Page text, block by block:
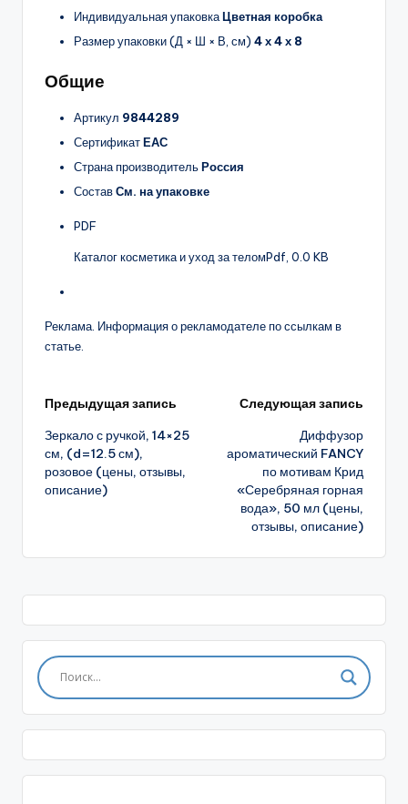
Индивидуальная упаковкаЦветная коробка
Размер упаковки (Д × Ш × В, см) 4 х 4 х 8
Общие
Артикул 9844289
СертификатЕАС
Страна производительРоссия
СоставСм. на упаковке
PDF
Каталог косметика и уход за теломPdf, 0.0 KB
Реклама. Информация о рекламодателе по ссылкам в
статье.
Навигация
записи
Предыдущая запись
Зеркало с ручкой, 14×25
см, (d=12.5 см),
розовое (цены, отзывы,
описание)
Следующая запись
Диффузор
ароматический FANCY
по мотивам Крид
«Серебряная горная
вода», 50 мл (цены,
отзывы, описание)